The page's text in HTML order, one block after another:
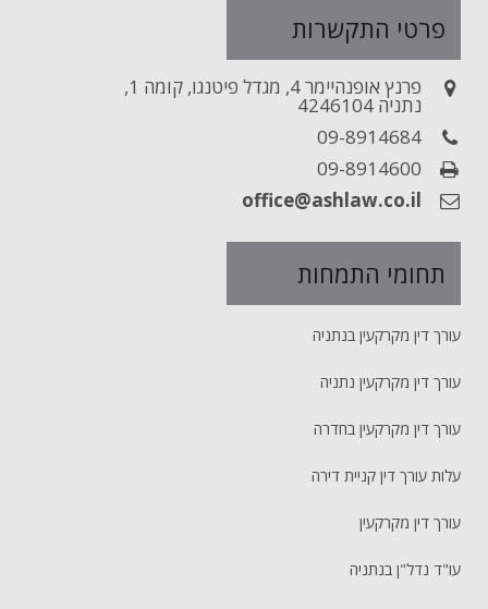
פרטי התקשרות
פרנץ אופנהיימר 4, מגדל פיטנגו, קומה 1,
נתניה 4246104
09-8914684
09-8914600
office@ashlaw.co.il
תחומי התמחות
עורך דין מקרקעין בנתניה
עורך דין מקרקעין נתניה
עורך דין מקרקעין בחדרה
עלות עורך דין קניית דירה
עורך דין מקרקעין
עו"ד נדל"ן בנתניה